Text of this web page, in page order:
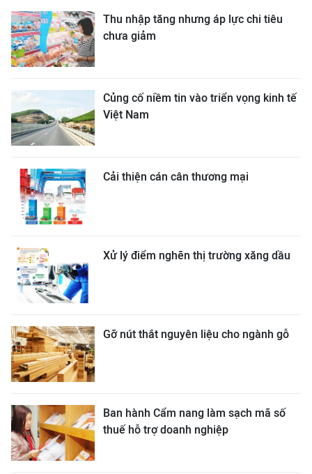
Thu nhập tăng nhưng áp lực chi tiêu
chưa giảm
Củng cố niềm tin vào triển vọng kinh tế
Việt Nam
Cải thiện cán cân thương mại
Xử lý điểm nghẽn thị trường xăng dầu
Gỡ nút thắt nguyên liệu cho ngành gỗ
Ban hành Cẩm nang làm sạch mã số
thuế hỗ trợ doanh nghiệp